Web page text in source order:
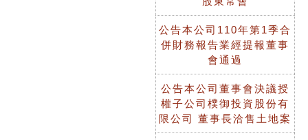
公告本公司110年第1季合
併財務報告業經提報董事
會通過
公告本公司董事會決議授
權子公司樸御投資股份有
限公司 董事長洽售土地案